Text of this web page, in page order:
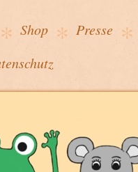
Shop Presse